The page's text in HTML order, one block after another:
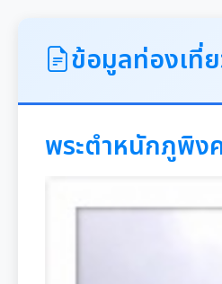
ข้อมูลท่องเที่
พระตำหนักภูพิง